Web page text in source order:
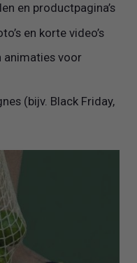
en productpagina’s
en korte video’s
animaties voor
(bijv. Black Friday,